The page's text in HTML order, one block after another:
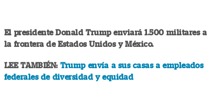
El presidente Donald Trump enviará 1.500 militares a
la frontera de Estados Unidos y México.
LEE TAMBIÉN: Trump envía a sus casas a empleados
federales de diversidad y equidad